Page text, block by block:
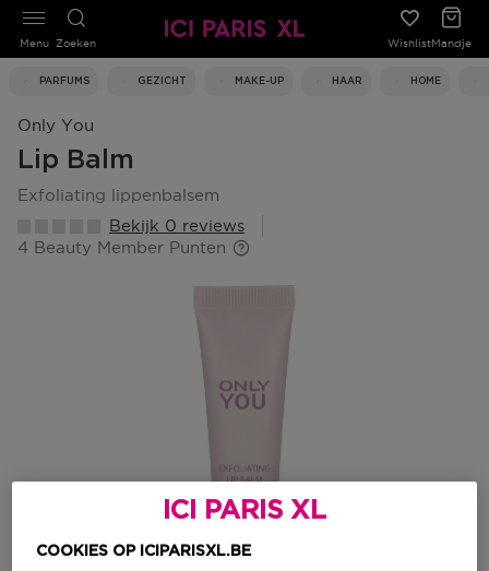
Zoeken WishlistMandje
PARFUMS GEZICHT MAKE-UP HAAR HOME
Menu
Only You
Lip Balm
exfoliating lippenbalsem
Bekijk 0 reviews
4 Beauty Member Punten
ICI PARIS XL
COOKIES OP ICIPARISXL.BE